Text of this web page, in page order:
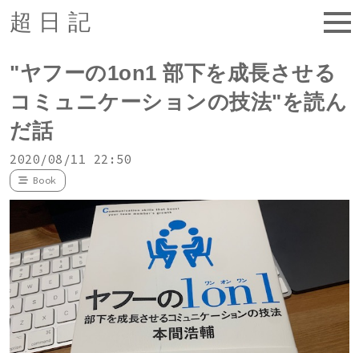
超日記
"ヤフーの1on1 部下を成長させる
コミュニケーションの技法"を読ん
だ話
2020/08/11 22:50
Book